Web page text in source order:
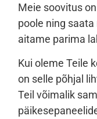
Meie soovitus
poole ning saata
aitame parima
Kui oleme Teile
on selle põhjal
Teil võimalik